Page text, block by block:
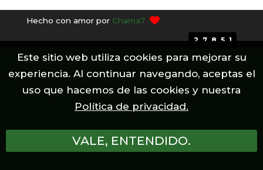
Hecho con amor por Chama7
27851
Este sitio web utiliza cookies para mejorar su
experiencia. Al continuar navegando, aceptas el
uso que hacemos de las cookies y nuestra
Política de privacidad.
VALE, ENTENDIDO.